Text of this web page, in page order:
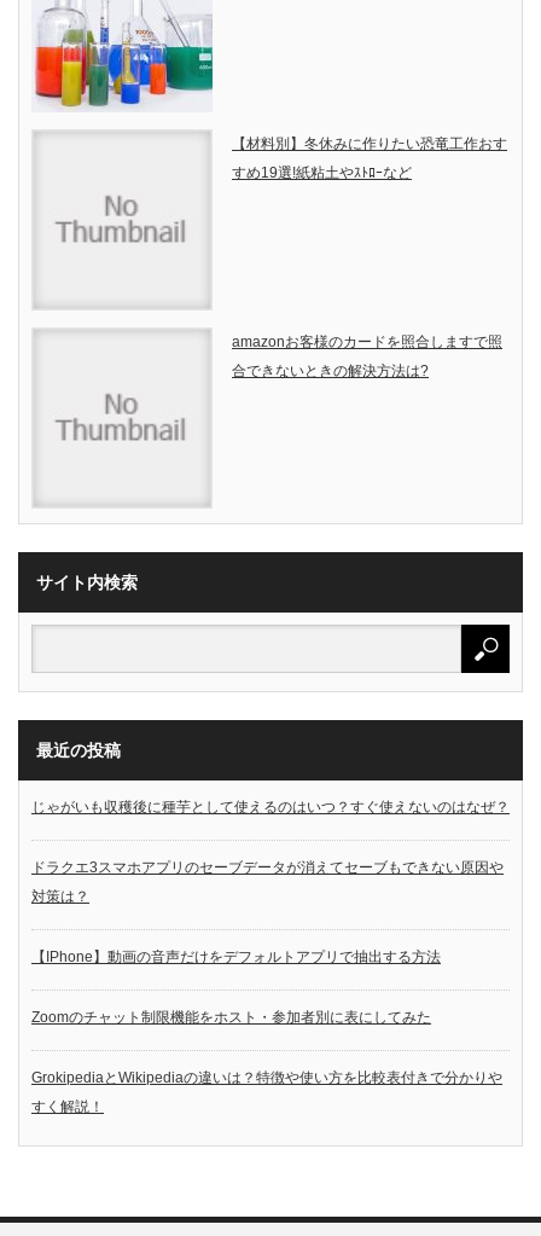
【材料別】冬休みに作りたい恐竜工作おす
すめ19選!紙粘土やｽﾄﾛｰなど
amazonお客様のカードを照合しますで照
合できないときの解決方法は?
サイト内検索
最近の投稿
じゃがいも収穫後に種芋として使えるのはいつ？すぐ使えないのはなぜ？
ドラクエ3スマホアプリのセーブデータが消えてセーブもできない原因や
対策は？
【IPhone】動画の音声だけをデフォルトアプリで抽出する方法
Zoomのチャット制限機能をホスト・参加者別に表にしてみた
GrokipediaとWikipediaの違いは？特徴や使い方を比較表付きで分かりや
すく解説！